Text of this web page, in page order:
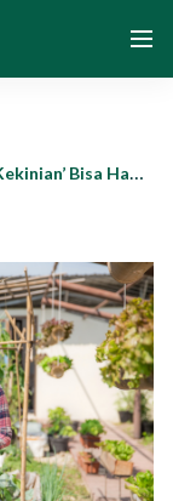
Bisa Hasilkan Cuan